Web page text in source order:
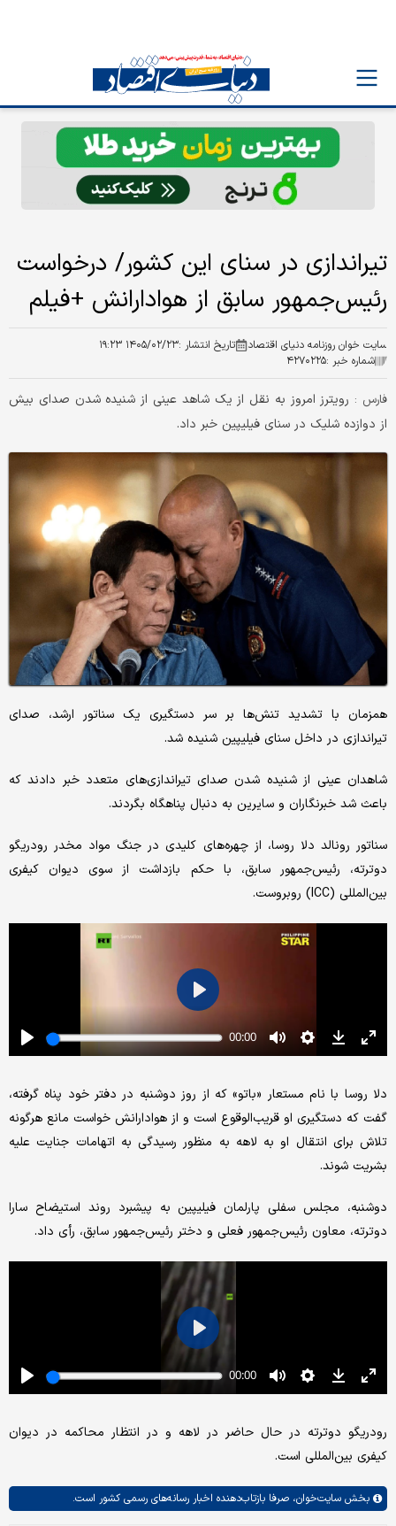
تیراندازی‌ در سنای این کشور/ درخواست
رئیس‌جمهور سابق از هوادارانش +فیلم
سایت خوان روزنامه دنیای اقتصاد تاریخ انتشار :۱۴۰۵/۰۲/۲۳ ۱۹:۲۳
شماره خبر :۴۲۷۰۲۲۵
فارس : رویترز امروز به نقل از یک شاهد عینی از شنیده شدن صدای بیش
از دوازده شلیک در سنای فیلیپین خبر داد.
همزمان با تشدید تنش‌ها بر سر دستگیری یک سناتور ارشد، صدای
تیراندازی در داخل سنای فیلیپین شنیده شد.
شاهدان عینی از شنیده شدن صدای تیراندازی‌های متعدد خبر دادند که
باعث شد خبرنگاران و سایرین به دنبال پناهگاه بگردند.
سناتور رونالد دلا روسا، از چهره‌های کلیدی در جنگ مواد مخدر رودریگو
دوترته، رئیس‌جمهور سابق، با حکم بازداشت از سوی دیوان کیفری
بین‌المللی (ICC) روبروست.
دلا روسا با نام مستعار «باتو» که از روز دوشنبه در دفتر خود پناه گرفته،
گفت که دستگیری او قریب‌الوقوع است و از هوادارانش خواست مانع هرگونه
تلاش برای انتقال او به لاهه به منظور رسیدگی به اتهامات جنایت علیه
بشریت شوند.
دوشنبه، مجلس سفلی پارلمان فیلیپین به پیشبرد روند استیضاح سارا
دوترته، معاون رئیس‌جمهور فعلی و دختر رئیس‌جمهور سابق، رأی داد.
رودریگو دوترته در حال حاضر در لاهه و در انتظار محاکمه در دیوان
کیفری بین‌المللی است.
بخش سایت‌خوان، صرفا بازتاب‌دهنده اخبار رسانه‌های رسمی کشور است.